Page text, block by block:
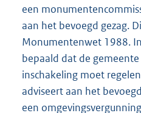
een
aan het bevoegd gezag.
Monumentenwet 1988.
bepaald dat de
inschakeling moet
adviseert aan het
een